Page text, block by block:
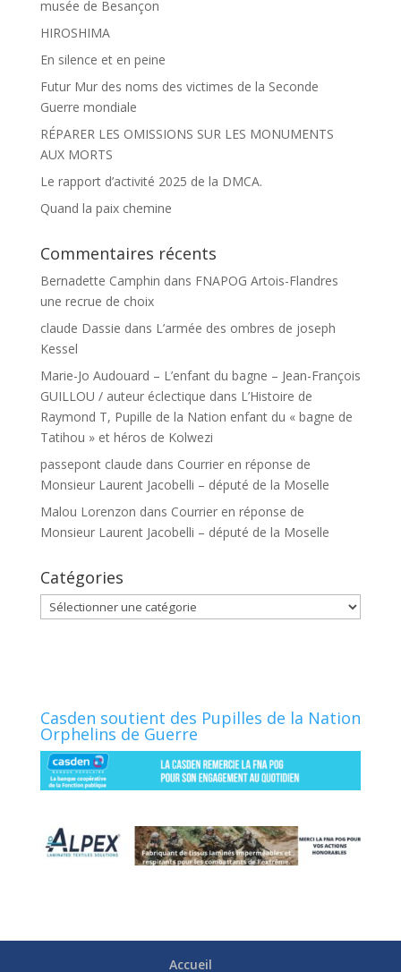
musée de Besançon
HIROSHIMA
En silence et en peine
Futur Mur des noms des victimes de la Seconde
Guerre mondiale
RÉPARER LES OMISSIONS SUR LES MONUMENTS
AUX MORTS
Le rapport d’activité 2025 de la DMCA.
Quand la paix chemine
Commentaires récents
Bernadette Camphin dans FNAPOG Artois-Flandres
une recrue de choix
claude Dassie dans L’armée des ombres de joseph
Kessel
Marie-Jo Audouard – L’enfant du bagne – Jean-François
GUILLOU / auteur éclectique dans L’Histoire de
Raymond T, Pupille de la Nation enfant du « bagne de
Tatihou » et héros de Kolwezi
passepont claude dans Courrier en réponse de
Monsieur Laurent Jacobelli – député de la Moselle
Malou Lorenzon dans Courrier en réponse de
Monsieur Laurent Jacobelli – député de la Moselle
Catégories
Catégories
Casden soutient des Pupilles de la Nation
Orphelins de Guerre
Accueil